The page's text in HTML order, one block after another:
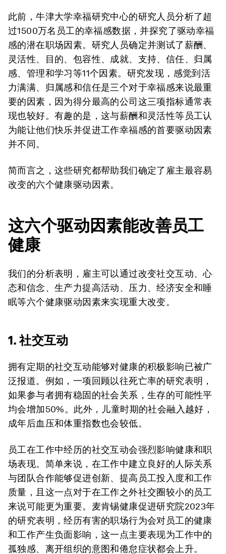
此前，牛津大学幸福研究中心的研究人员分析了超
过1500万名员工的幸福感数据，并探究了驱动幸福
感的潜在职场因素。研究人员确定并测试了薪酬、
灵活性、目的、包容性、成就、支持、信任、归属
感、管理和学习等11个因素。研究发现，感觉到活
力满满、归属感和信任是三个对于幸福感来说最重
要的因素，因为得分最高的公司这三项指标通常表
现也较好。有趣的是，这与薪酬和灵活性等员工认
为能让他们快乐并促进工作幸福感的首要驱动因素
并不同。
简而言之，这些研究都帮助我们确定了雇主最容易
改变的六个健康驱动因素。
这六个驱动因素能改善员工
健康
我们的分析表明，雇主可以通过改变社交互动、心
态和信念、生产力提高活动、压力、经济安全和睡
眠等六个健康驱动因素来实现重大改变。
1. 社交互动
拥有定期的社交互动能够对健康的积极影响已被广
泛报道。例如，一项回顾以往死亡率的研究表明，
如果参与者拥有稳固的社会关系，生存的可能性平
均会增加50%。此外，儿童时期的社会融入越好，
成年后血压和体重指数也会较低。
员工在工作中经历的社交互动会强烈影响健康和职
场表现。简单来说，在工作中建立良好的人际关系
与团队合作能够促进创新、提高员工投入度和工作
质量，且这一点对于在工作之外社交圈较小的员工
来说可能更为重要。麦肯锡健康促进研究院2023年
的研究表明，经历有害的职场行为会对员工的健康
和工作产生负面影响，这一点主要表现为工作中的
孤独感、离开组织的意图和倦怠症状都会上升。